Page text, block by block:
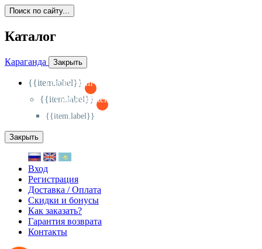
Поиск по сайту...
Каталог
Караганда Закрыть
{{item.label}}
{{activeItem==item.id?'-
{{item.label}}
{{activeSubitem==item.id?'-
{{item.label}}
Закрыть
Вход
Регистрация
Доставка / Оплата
Скидки и бонусы
Как заказать?
Гарантия возврата
Контакты